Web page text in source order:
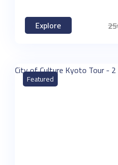
Explore
Featured